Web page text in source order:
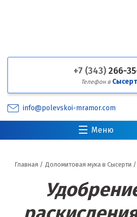
+7 (343) 266-
Телефон в
info@polevskoi-mramor.com
Меню
Главная / Доломитовая мука в Сысерти /